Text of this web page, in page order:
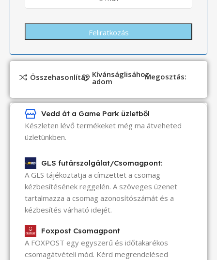
Összehasonlítás Kívánságlisához
adom Megosztás:
Vedd át a Game Park üzletből
Készleten lévő termékeket még ma átveheted
üzletünkben.
GLS futárszolgálat/Csomagpont:
A GLS tájékoztatja a címzettet a csomag
kézbesítésének reggelén. A szöveges üzenet
tartalmazza a csomag azonosítószámát és a
kézbesítés várható idejét.
Foxpost Csomagpont
A FOXPOST egy egyszerű és időtakarékos
csomagátvételi mód. Kérd megrendelésed